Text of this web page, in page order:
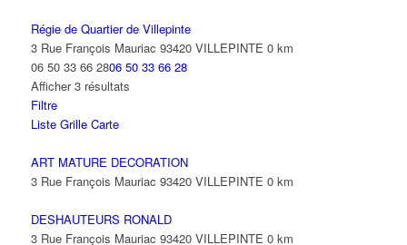
Régie de Quartier de Villepinte
3 Rue François Mauriac 93420 VILLEPINTE 0 km
06 50 33 66 2806 50 33 66 28
Afficher 3 résultats
Filtre
Liste Grille Carte
ART MATURE DECORATION
3 Rue François Mauriac 93420 VILLEPINTE 0 km
DESHAUTEURS RONALD
3 Rue François Mauriac 93420 VILLEPINTE 0 km